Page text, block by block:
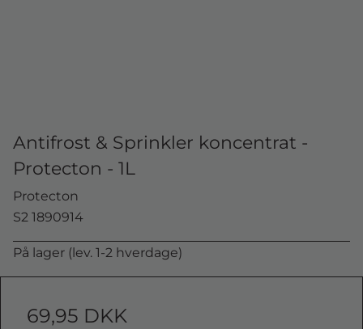
Antifrost & Sprinkler koncentrat -
Protecton - 1L
Protecton
S2 1890914
På lager (lev. 1-2 hverdage)
69,95 DKK